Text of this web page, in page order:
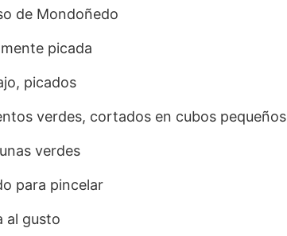
de Mondoñedo
picada
picados
verdes, cortados en cubos pequeños
verdes
para pincelar
al gusto